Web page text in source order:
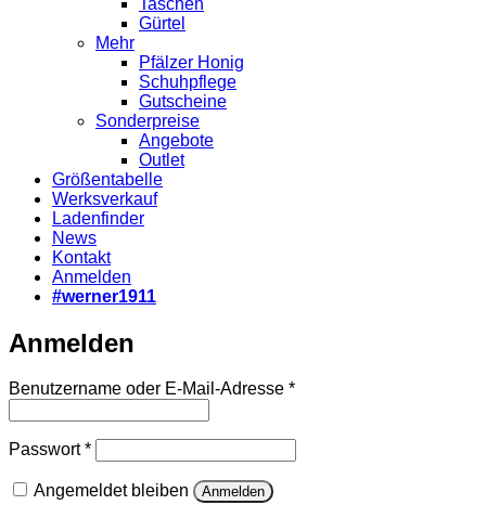
Gürtel
Mehr
Pfälzer Honig
Schuhpflege
Gutscheine
Sonderpreise
Angebote
Outlet
Größentabelle
Werksverkauf
Ladenfinder
News
Kontakt
Anmelden
#werner1911
Anmelden
Benutzername oder E-Mail-Adresse *Erforderlich
Passwort*Erforderlich
Angemeldet bleiben Anmelden